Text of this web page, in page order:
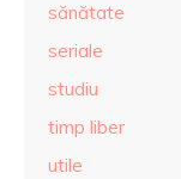
sănătate
seriale
studiu
timp liber
utile